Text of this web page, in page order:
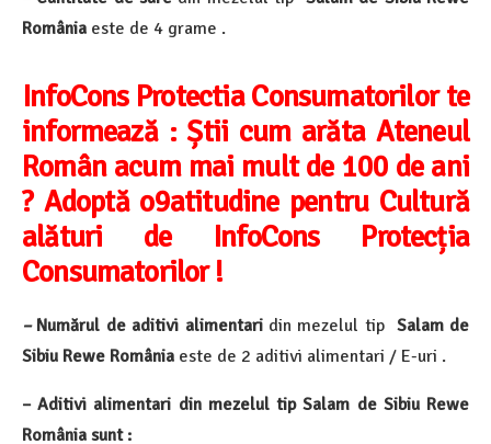
România este de 4 grame .
InfoCons Protectia Consumatorilor te
informează :Știi cum arăta Ateneul
Român acum mai mult de 100 de ani
? Adoptă o9atitudine pentru Cultură
alături de InfoCons Protecția
Consumatorilor !
– Numărul de aditivi alimentari din mezelul tip Salam de
Sibiu Rewe România este de 2 aditivi alimentari / E-uri .
– Aditivi alimentari din mezelul tipSalam de Sibiu Rewe
România sunt :